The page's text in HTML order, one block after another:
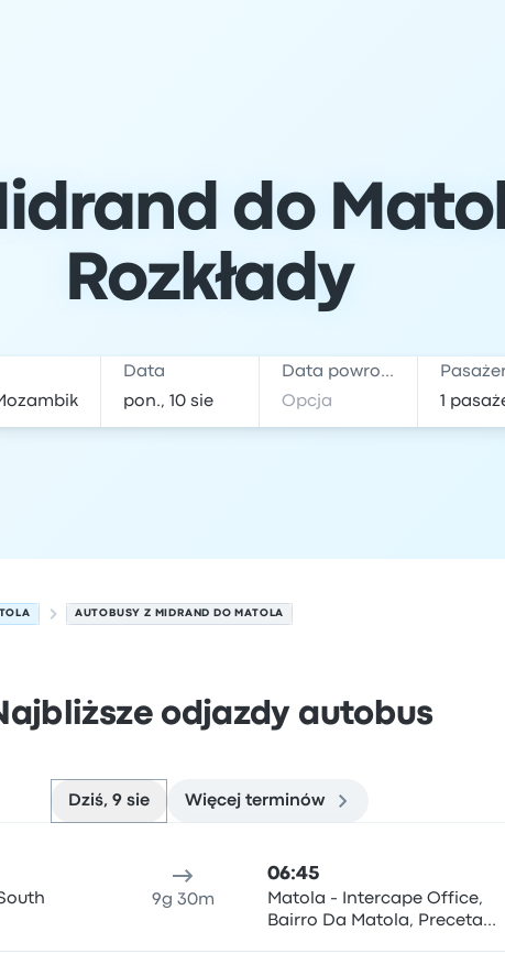
do
Rozkłady
Data Data powrotu
AUTOBUSY Z MIDRAND DO MATOLA
odjazdy autobus
Dziś, 9 sie Więcej terminów
9g 30m
06:45
Matola - Intercape Office,
Bairro Da Matola, Preceta